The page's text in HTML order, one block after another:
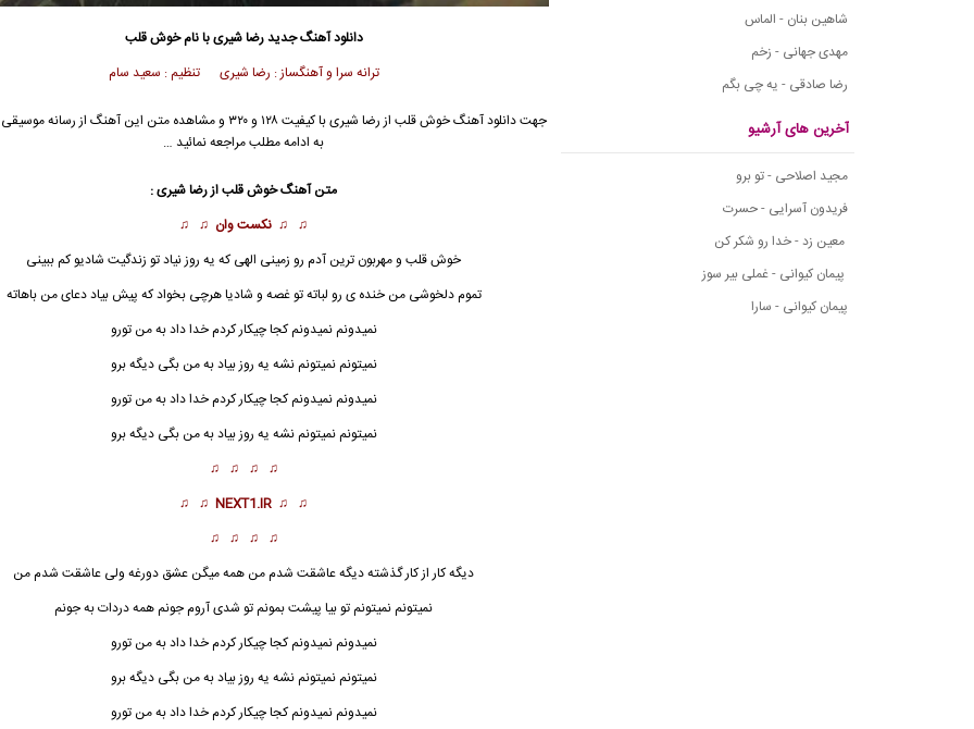
شاهین بنان - الماس
مهدی جهانی - زخم
رضا صادقی - یه چی بگم
آخرین های آرشیو
مجید اصلاحی - تو برو
فریدون آسرایی - حسرت
معین زد - خدا رو شکر کن
پیمان کیوانی - غملی بیر سوز
پیمان کیوانی - سارا
دانلود آهنگ جدیدرضا شیری با نام خوش قلب
ترانه سرا و آهنگساز : رضا شیری تنظیم : سعید سام
جهت دانلود آهنگ خوش قلب از رضا شیری با کیفیت ۱۲۸ و ۳۲۰ و مشاهده متن این آهنگ
به ادامه مطلب مراجعه نمائید …
متن آهنگخوش قلباز رضا شیری :
♫ ♫ نکست وان ♫ ♫
خوش قلبو مهربون ترین آدم رو زمینی الهی که یه روز نیاد تو زندگیت شادیو کم ببینی
تموم دلخوشی من خنده ی رو لباته تو غصه و شادیا هرچی بخواد که پیش بیاد دعای من باهاته
نمیدونم نمیدونم کجا چیکار کردم خدا داد به من تورو
نمیتونم نمیتونم نشه یه روز بیاد به من بگی دیگه برو
نمیدونم نمیدونم کجا چیکار کردم خدا داد به من تورو
نمیتونم نمیتونم نشه یه روز بیاد به من بگی دیگه برو
♫ ♫ ♫ ♫
♫ ♫
NEXT1.IR
♫ ♫
♫ ♫ ♫ ♫
دیگه کار از کار گذشته دیگه عاشقت شدم من همه میگن عشق دورغه ولی عاشقت شدم من
نمیتونم نمیتونم تو بیا پیشت بمونم تو شدی آروم جونم همه دردات به جونم
نمیدونم نمیدونم کجا چیکار کردم خدا داد به من تورو
نمیتونم نمیتونم نشه یه روز بیاد به من بگی دیگه برو
نمیدونم نمیدونم کجا چیکار کردم خدا داد به من تورو